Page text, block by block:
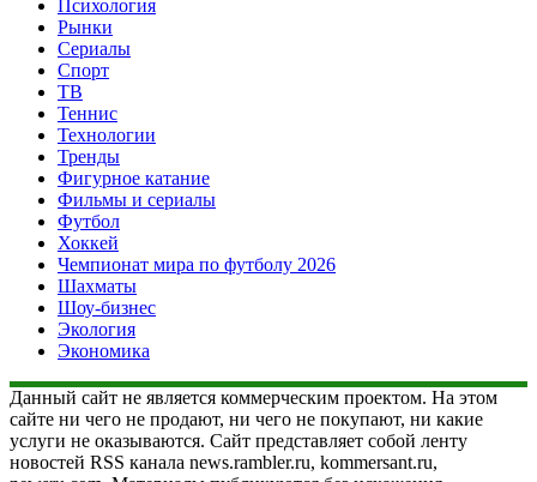
Психология
Рынки
Сериалы
Спорт
ТВ
Теннис
Технологии
Тренды
Фигурное катание
Фильмы и сериалы
Футбол
Хоккей
Чемпионат мира по футболу 2026
Шахматы
Шоу-бизнес
Экология
Экономика
Данный сайт не является коммерческим проектом. На этом
сайте ни чего не продают, ни чего не покупают, ни какие
услуги не оказываются. Сайт представляет собой ленту
новостей RSS канала news.rambler.ru, kommersant.ru,